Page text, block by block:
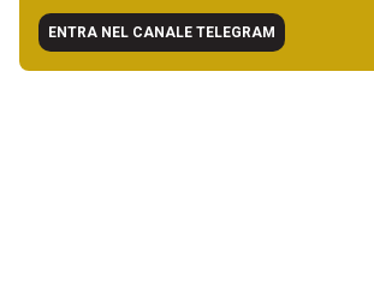
ENTRA NEL CANALE TELEGRAM